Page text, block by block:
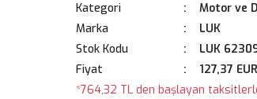
Kategori
Motor ve
Marka
LUK
Stok Kodu
LUK
Fiyat
127,37
*764,32 TL den başlayan